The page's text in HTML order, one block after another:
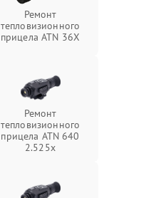
Ремонт
тепловизионного
прицела ATN 36X
Ремонт
тепловизионного
прицела ATN 640
2.525x